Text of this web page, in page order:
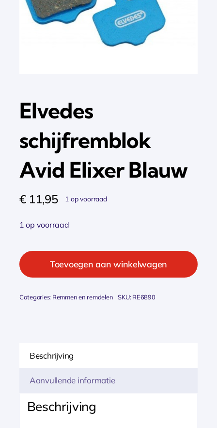
Elvedes
schijfremblok
Avid Elixer Blauw
€11,95 1 op voorraad
1 op voorraad
schijfremblok
Blauw
Toevoegen aan winkelwagen
Categories: Remmen en remdelen SKU:RE6890
Beschrijving
Aanvullende informatie
Beschrijving